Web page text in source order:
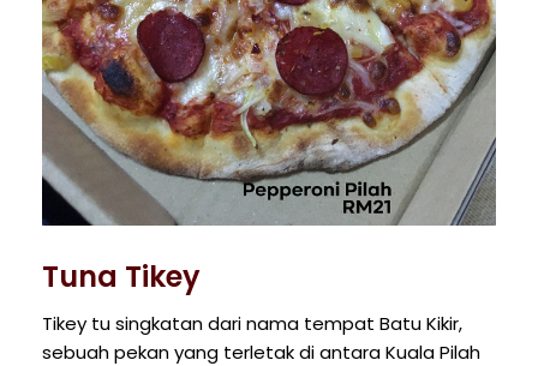
Tuna Tikey
Tikey tu singkatan dari nama tempat Batu Kikir,
sebuah pekan yang terletak di antara Kuala Pilah